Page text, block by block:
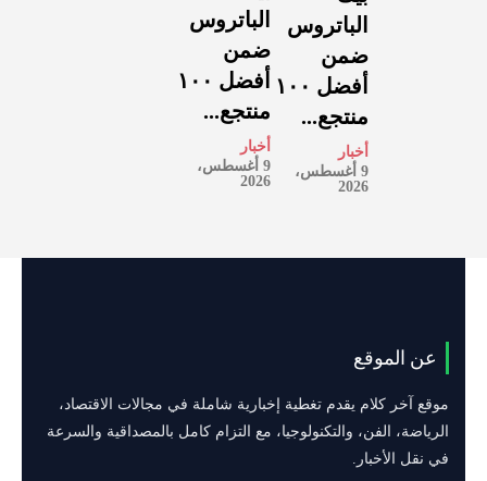
الباتروس
ضمن
أفضل ١٠٠
منتجع...
أخبار
9 أغسطس،
2026
الباتروس
ضمن
أفضل ١٠٠
منتجع...
أخبار
9 أغسطس،
2026
عن الموقع
موقع آخر كلام يقدم تغطية إخبارية شاملة في مجالات الاقتصاد،
الرياضة، الفن، والتكنولوجيا، مع التزام كامل بالمصداقية والسرعة
في نقل الأخبار.